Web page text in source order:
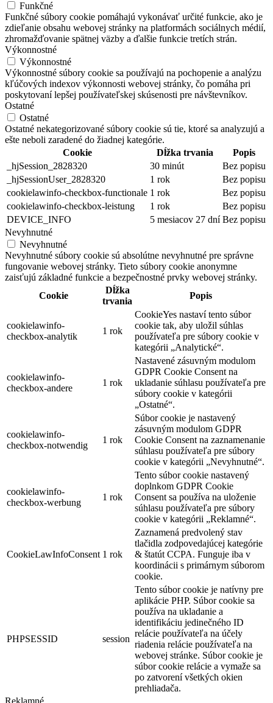
Funkčné
Funkčné súbory cookie pomáhajú vykonávať určité funkcie, ako je
zdieľanie obsahu webovej stránky na platformách sociálnych médií,
zhromažďovanie spätnej väzby a ďalšie funkcie tretích strán.
Výkonnostné
Výkonnostné
Výkonnostné súbory cookie sa používajú na pochopenie a analýzu
kľúčových indexov výkonnosti webovej stránky, čo pomáha pri
poskytovaní lepšej používateľskej skúsenosti pre návštevníkov.
Ostatné
Ostatné
Ostatné nekategorizované súbory cookie sú tie, ktoré sa analyzujú a
ešte neboli zaradené do žiadnej kategórie.
Cookie
Dĺžka trvania
Popis
_hjSession_2828320
30 minút
Bez popisu
_hjSessionUser_2828320
1 rok
Bez popisu
cookielawinfo-checkbox-functionale 1 rok
Bez popisu
cookielawinfo-checkbox-leistung
1 rok
Bez popisu
DEVICE_INFO
5 mesiacov 27 dní Bez popisu
Nevyhnutné
Nevyhnutné
Nevyhnutné súbory cookie sú absolútne nevyhnutné pre správne
fungovanie webovej stránky. Tieto súbory cookie anonymne
zaisťujú základné funkcie a bezpečnostné prvky webovej stránky.
Cookie
Dĺžka
trvania
Popis
cookielawinfo-
checkbox-analytik
1 rok
CookieYes nastaví tento súbor
cookie tak, aby uložil súhlas
používateľa pre súbory cookie v
kategórii „Analytické“.
cookielawinfo-
checkbox-andere
1 rok
Nastavené zásuvným modulom
GDPR Cookie Consent na
ukladanie súhlasu používateľa pre
súbory cookie v kategórii
„Ostatné“.
cookielawinfo-
checkbox-notwendig
1 rok
Súbor cookie je nastavený
zásuvným modulom GDPR
Cookie Consent na zaznamenanie
súhlasu používateľa pre súbory
cookie v kategórii „Nevyhnutné“.
cookielawinfo-
checkbox-werbung
1 rok
Tento súbor cookie nastavený
doplnkom GDPR Cookie
Consent sa používa na uloženie
súhlasu používateľa pre súbory
cookie v kategórii „Reklamné“.
CookieLawInfoConsent 1 rok
Zaznamená predvolený stav
tlačidla zodpovedajúcej kategórie
& štatút CCPA. Funguje iba v
koordinácii s primárnym súborom
cookie.
PHPSESSID session
Tento súbor cookie je natívny pre
aplikácie PHP. Súbor cookie sa
používa na ukladanie a
identifikáciu jedinečného ID
relácie používateľa na účely
riadenia relácie používateľa na
webovej stránke. Súbor cookie je
súbor cookie relácie a vymaže sa
po zatvorení všetkých okien
prehliadača.